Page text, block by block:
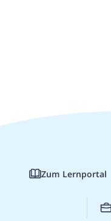
Zum Lernportal